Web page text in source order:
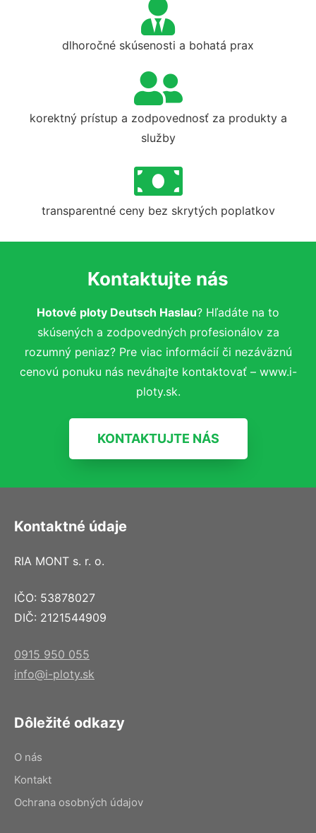
dlhoročné skúsenosti a bohatá prax
korektný prístup a zodpovednosť za produkty a
služby
transparentné ceny bez skrytých poplatkov
Kontaktujte nás
Hotové ploty Deutsch Haslau? Hľadáte na to
skúsených a zodpovedných profesionálov za
rozumný peniaz? Pre viac informácií či nezáväznú
cenovú ponuku nás neváhajte kontaktovať – www.i-
ploty.sk.
KONTAKTUJTE NÁS
Kontaktné údaje
RIA MONT s. r. o.
IČO: 53878027
DIČ: 2121544909
0915 950 055
info@i-ploty.sk
Dôležité odkazy
O nás
Kontakt
Ochrana osobných údajov